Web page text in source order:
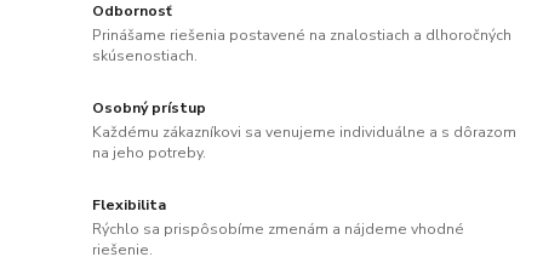
Odbornosť
Prinášame riešenia postavené na znalostiach a dlhoročných
skúsenostiach.
Osobný prístup
Každému zákazníkovi sa venujeme individuálne a s dôrazom
na jeho potreby.
Flexibilita
Rýchlo sa prispôsobíme zmenám a nájdeme vhodné
riešenie.